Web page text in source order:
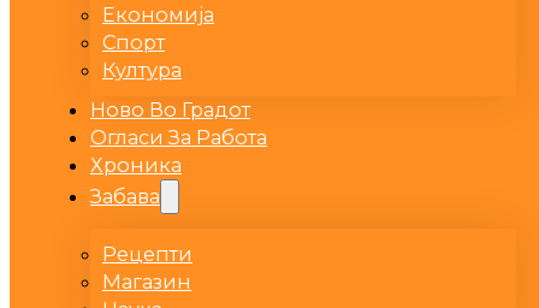
Економија
Спорт
Култура
Ново Во Градот
Огласи За Работа
Хроника
Забава
Рецепти
Магазин